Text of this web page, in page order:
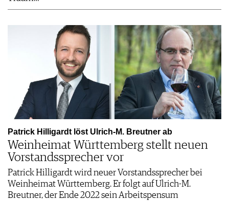
Patrick Hilligardt löst Ulrich-M. Breutner ab
Weinheimat Württemberg stellt neuen
Vorstandssprecher vor
Patrick Hilligardt wird neuer Vorstandssprecher bei
Weinheimat Württemberg. Er folgt auf Ulrich-M.
Breutner, der Ende 2022 sein Arbeitspensum